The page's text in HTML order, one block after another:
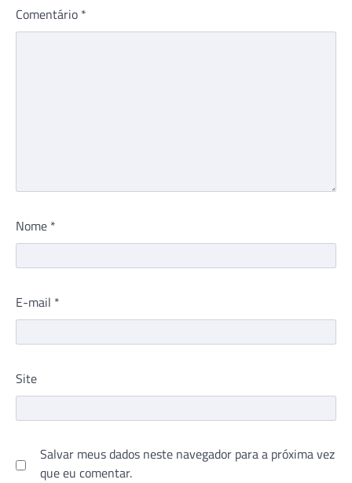
Comentário *
Nome *
E-mail *
Site
Salvar meus dados neste navegador para a próxima vez
que eu comentar.